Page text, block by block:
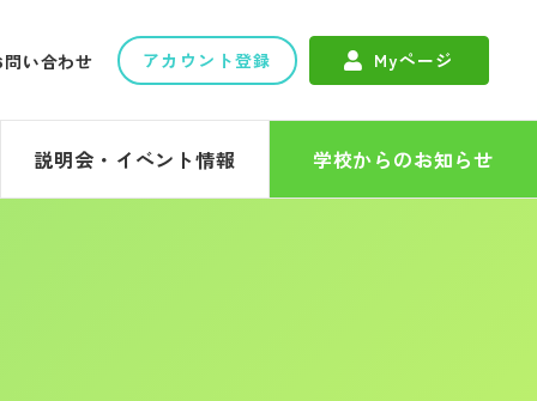
問い合わせ アカウント登録 Myページ
説明会・イベント情報 学校からのお知らせ